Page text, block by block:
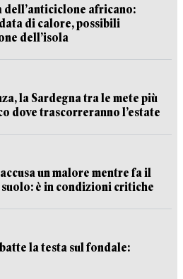
dell’anticiclone africano:
di calore, possibili
dell’isola
la Sardegna tra le mete più
dove trascorreranno l’estate
un malore mentre fa il
suolo: è in condizioni critiche
la testa sul fondale: